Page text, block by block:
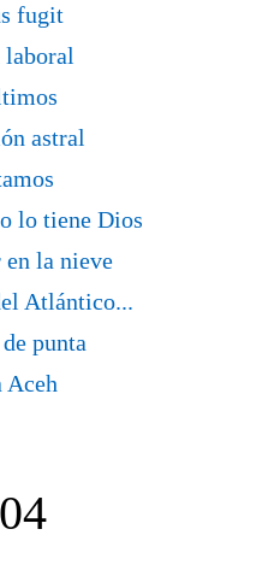
fugit
astral
lo tiene Dios
la nieve
Atlántico...
punta
Aceh